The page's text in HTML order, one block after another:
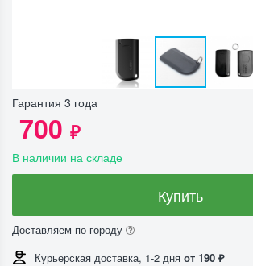
Гарантия 3 года
700 ₽
В наличии на складе
Купить
Доставляем по городу
Курьерская доставка, 1-2 дня от 190 ₽